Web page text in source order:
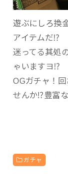
遊ぶにしろ換
アイテムだ⁉
迷ってる其処
ゃいますヨ⁉
OGガチャ！
せんか⁉豊富
ガチャ